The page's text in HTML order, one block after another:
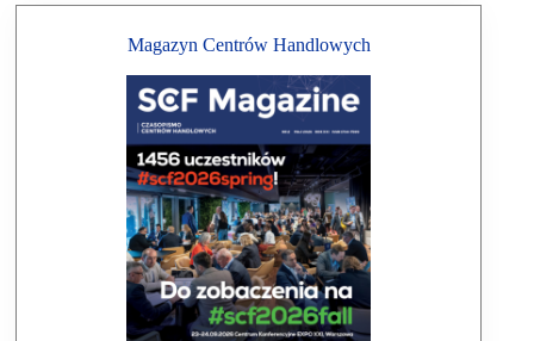
Magazyn Centrów Handlowych